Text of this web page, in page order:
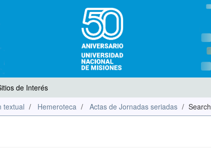
de Interés
textual Hemeroteca Actas de Jornadas seriadas Search